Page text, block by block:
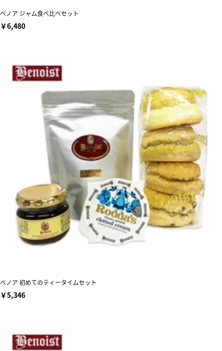
ベノア ジャム食べ比べセット
￥6,480
ベノア 初めてのティータイムセット
￥5,346